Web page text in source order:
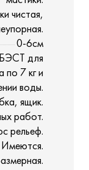
чистая,
0-6см
для
по 7 кг и
воды.
ящик.
работ.
рельеф.
Имеются.